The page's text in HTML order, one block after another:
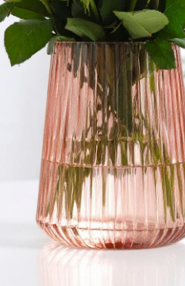
Boîte Cadeau Fruits, Fromage et Vin
Blanc
Prix Bloomex: 89,99 $
MAGASINEZ